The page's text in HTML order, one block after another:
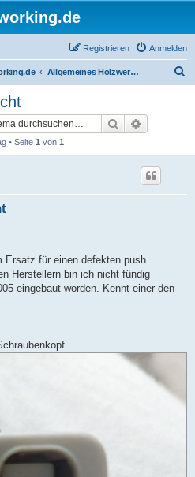
Anmelden
Registrieren
Allgemeines Holzwerkerforum - das laute Forum
Suche
• Seite 1 von 1
Ersatz für einen defekten push
Herstellern bin ich nicht fündig
eingebaut worden. Kennt einer den